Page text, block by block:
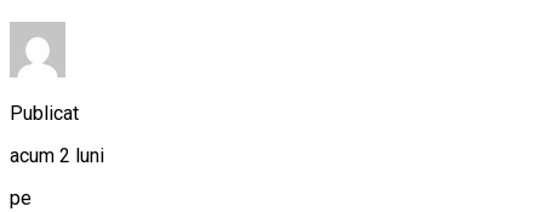
Publicat
acum 2 luni
pe